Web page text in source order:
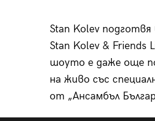
Stan Kolev
Stan Kolev & Friends
шоуто е даже още
на живо със
от „Ансамбъл